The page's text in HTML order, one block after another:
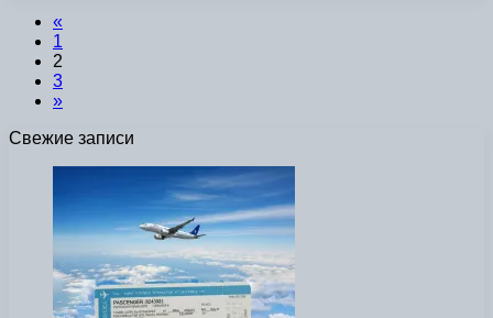
«
1
2
3
»
Свежие записи